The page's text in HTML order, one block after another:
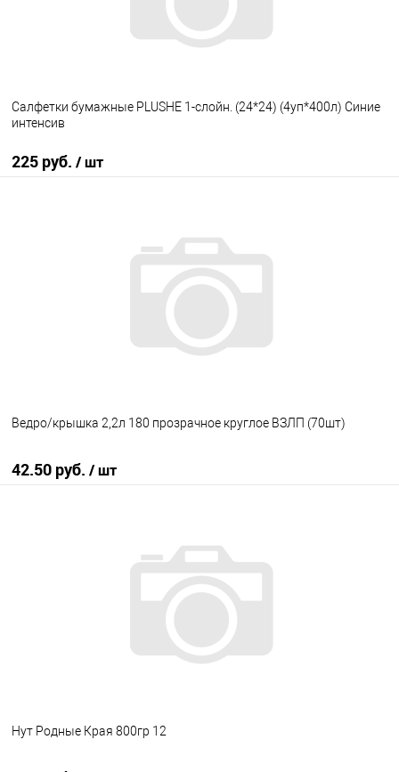
Салфетки бумажные PLUSHE 1-слойн. (24*24) (4уп*400л) Синие
интенсив
225 руб. / шт
В наличии
Ведро/крышка 2,2л 180 прозрачное круглое ВЗЛП (70шт)
42.50 руб. / шт
В наличии
Нут Родные Края 800гр 12